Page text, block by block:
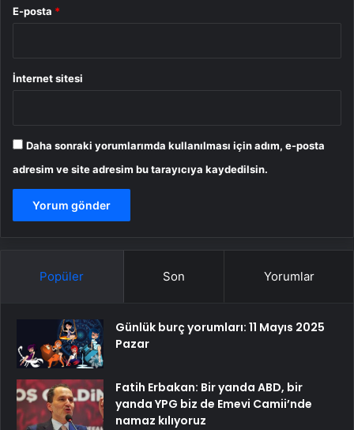
E-posta *
İnternet sitesi
Daha sonraki yorumlarımda kullanılması için adım, e-posta
adresim ve site adresim bu tarayıcıya kaydedilsin.
Popüler Son Yorumlar
Günlük burç yorumları: 11 Mayıs 2025
Pazar
Fatih Erbakan: Bir yanda ABD, bir
yanda YPG biz de Emevi Camii’nde
namaz kılıyoruz